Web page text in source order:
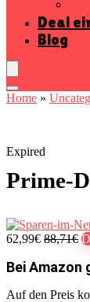
Deal
Blog
Home »
Expired
Prime-
62,99€ 88,71€
Bei Amazon
Auf den Preis